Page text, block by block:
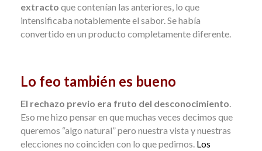
extracto que contenían las anteriores, lo que
intensificaba notablemente el sabor. Se había
convertido en un producto completamente diferente.
Lo feo también es bueno
El rechazo previo era fruto del desconocimiento.
Eso me hizo pensar en que muchas veces decimos que
queremos “algo natural” pero nuestra vista y nuestras
elecciones no coinciden con lo que pedimos. Los